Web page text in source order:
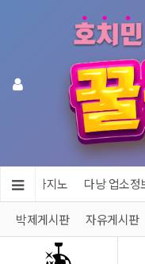
어 & 카지노 다낭 업소정
박제게시판 자유게시판